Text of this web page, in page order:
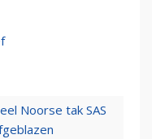
Noorse tak SAS